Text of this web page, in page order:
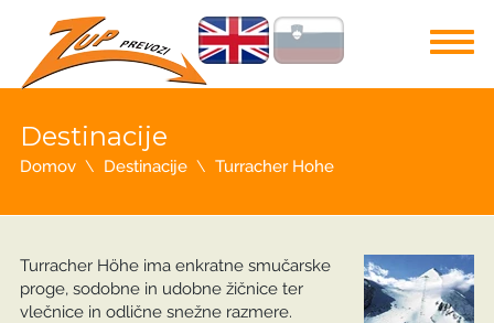
Destinacije
Domov Destinacije Turracher Hohe
Turracher Höhe ima enkratne smučarske
proge, sodobne in udobne žičnice ter
vlečnice in odlične snežne razmere.